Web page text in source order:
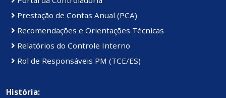
Prestação de Contas Anual (PCA)
Recomendações e Orientações Técnicas
Relatórios do Controle Interno
Rol de Responsáveis PM (TCE/ES)
História: